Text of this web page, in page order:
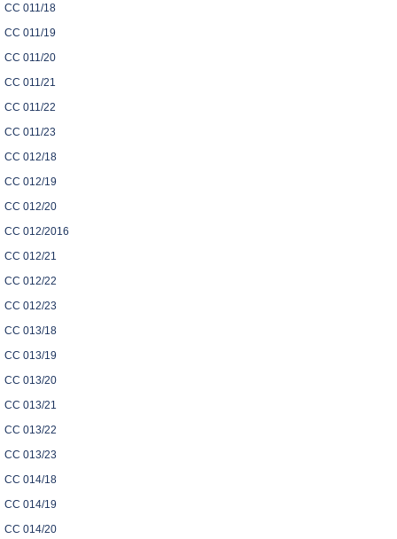
CC 011/18
CC 011/19
CC 011/20
CC 011/21
CC 011/22
CC 011/23
CC 012/18
CC 012/19
CC 012/20
CC 012/2016
CC 012/21
CC 012/22
CC 012/23
CC 013/18
CC 013/19
CC 013/20
CC 013/21
CC 013/22
CC 013/23
CC 014/18
CC 014/19
CC 014/20